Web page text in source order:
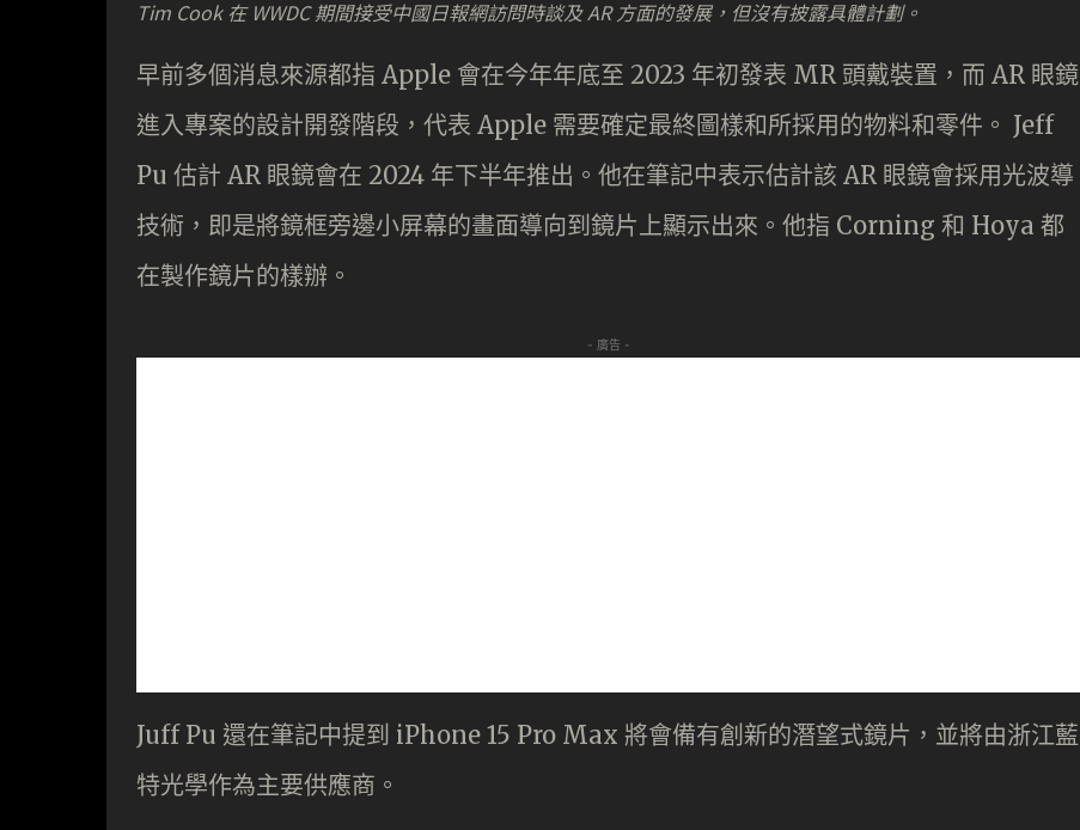
Tim Cook 在 WWDC 期間接受中國日報網訪問時談及 AR 方面的發展，但沒有披露具體計劃。
早前多個消息來源都指 Apple 會在今年年底至 2023 年初發表 MR 頭戴裝置，而 AR 眼鏡
進入專案的設計開發階段，代表 Apple 需要確定最終圖樣和所採用的物料和零件。 Jeff
Pu 估計 AR 眼鏡會在 2024 年下半年推出。他在筆記中表示估計該 AR 眼鏡會採用光波導
技術，即是將鏡框旁邊小屏幕的畫面導向到鏡片上顯示出來。他指 Corning 和 Hoya 都
在製作鏡片的樣辦。
- 廣告 -
Juff Pu 還在筆記中提到 iPhone 15 Pro Max 將會備有創新的潛望式鏡片，並將由浙江藍
特光學作為主要供應商。